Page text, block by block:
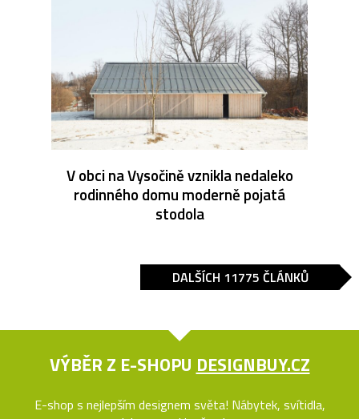
V obci na Vysočině vznikla nedaleko
rodinného domu moderně pojatá
stodola
DALŠÍCH 11775 ČLÁNKŮ
VÝBĚR Z E-SHOPU DESIGNBUY.CZ
E-shop s nejlepším designem světa! Nábytek, svítidla,